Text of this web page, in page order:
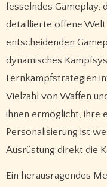
fesselndes Gameplay,
detaillierte offene Welt
entscheidenden
dynamisches
Fernkampfstrategien
Vielzahl von Waffen
ihnen ermöglicht, ihre
Personalisierung ist
Ausrüstung direkt die
Ein herausragendes